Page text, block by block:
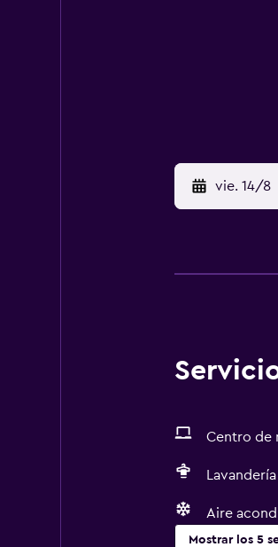
vie. 14/8
Centro de
Lavandería
Aire
Mostrar los 5